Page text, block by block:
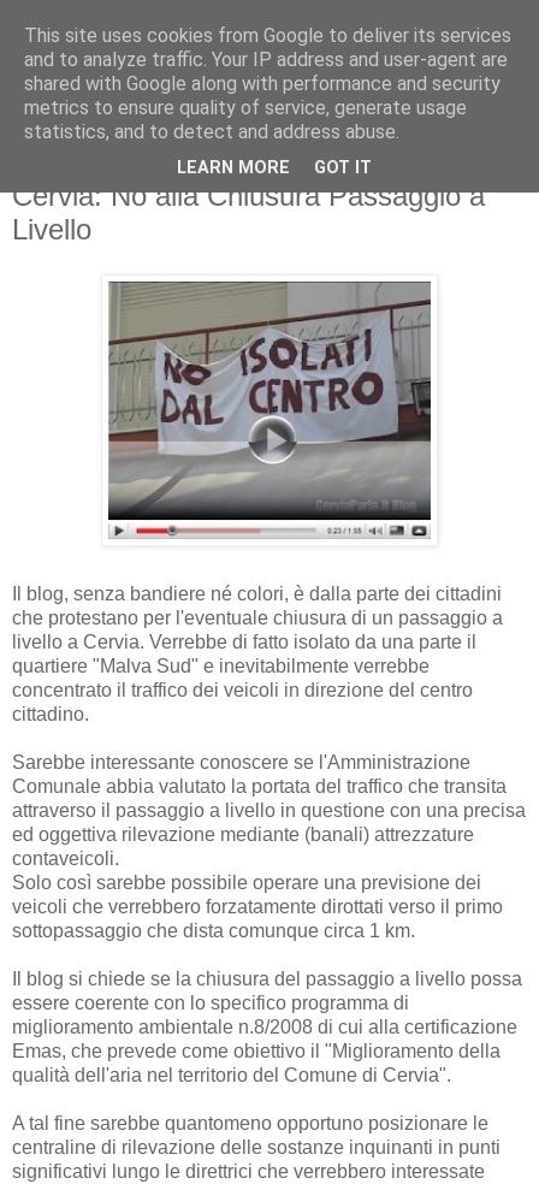
lunedì 20 aprile 2009
Cervia: No alla Chiusura Passaggio a
Livello
Il blog, senza bandiere né colori, è dalla parte dei cittadini
che protestano per l'eventuale chiusura di un passaggio a
livello a Cervia. Verrebbe di fatto isolato da una parte il
quartiere "Malva Sud" e inevitabilmente verrebbe
concentrato il traffico dei veicoli in direzione del centro
cittadino.
Sarebbe interessante conoscere se l'Amministrazione
Comunale abbia valutato la portata del traffico che transita
attraverso il passaggio a livello in questione con una precisa
ed oggettiva rilevazione mediante (banali) attrezzature
contaveicoli.
Solo così sarebbe possibile operare una previsione dei
veicoli che verrebbero forzatamente dirottati verso il primo
sottopassaggio che dista comunque circa 1 km.
Il blog si chiede se la chiusura del passaggio a livello possa
essere coerente con lo specifico programma di
miglioramento ambientale n.8/2008 di cui alla certificazione
Emas, che prevede come obiettivo il "Miglioramento della
qualità dell'aria nel territorio del Comune di Cervia".
A tal fine sarebbe quantomeno opportuno posizionare le
centraline di rilevazione delle sostanze inquinanti in punti
significativi lungo le direttrici che verrebbero interessate
This site uses cookies from Google to deliver its services
and to analyze traffic. Your IP address and user-agent are
shared with Google along with performance and security
metrics to ensure quality of service, generate usage
statistics, and to detect and address abuse.
LEARN MORE GOT IT